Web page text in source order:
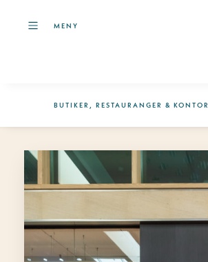
MENY
BUTIKER, RESTAURANGER & KONTOR